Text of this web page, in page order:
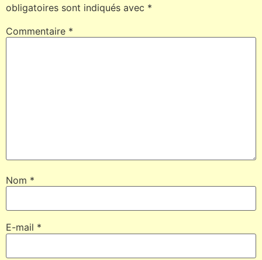
obligatoires sont indiqués avec *
Commentaire *
Nom *
E-mail *